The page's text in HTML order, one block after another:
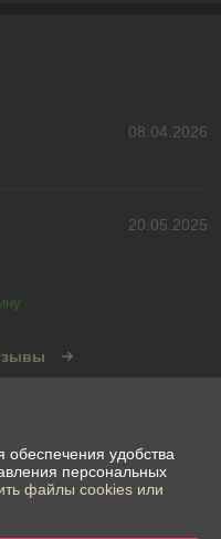
08.04.2026
20.05.2025
удобства
персональных
файлы cookies или